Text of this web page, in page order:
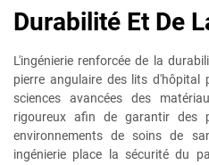
Durabilité Et De
L'ingénierie renforcée de la
pierre angulaire des lits d'hôpital
sciences avancées des
rigoureux afin de garantir des
environnements de soins de
ingénierie place la sécurité du